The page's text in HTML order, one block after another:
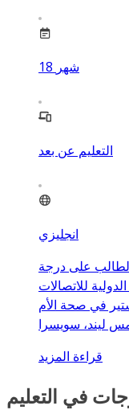
18 شهر
التعليم عن بعد
انجليزي
على درجة
للاتصالات
في صحة الأم
قراءة المزيد
في التعليم